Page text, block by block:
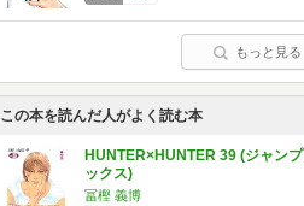
もっと見る
この本を読んだ人がよく読む本
HUNTER×HUNTER 39 (ジャンプ
ックス)
冨樫 義博